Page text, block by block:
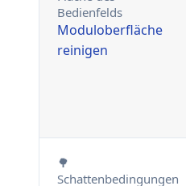
Bedienfelds
Moduloberfläche
reinigen
🌳
Schattenbedingungen